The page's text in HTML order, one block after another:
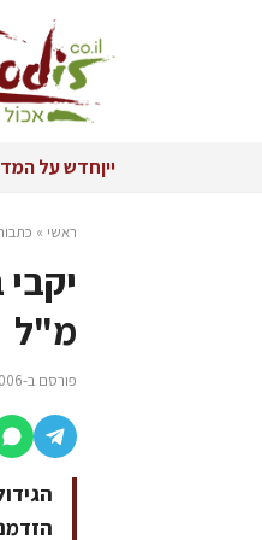
ייןחדש על
ראשי »
מ"ל
פורסם ב-1.7.2006 | מאת: